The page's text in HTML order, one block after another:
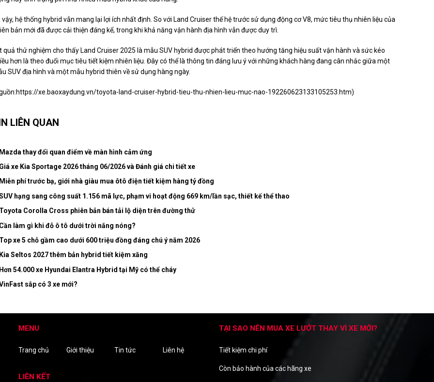
vậy, hệ thống hybrid vẫn mang lại lợi ích nhất định. So với Land Cruiser thế hệ trước sử dụng động cơ V8, mức tiêu thụ nhiên liệu của
bản mới đã được cải thiện đáng kể, trong khi khả năng vận hành địa hình vẫn được duy trì.
quả thử nghiệm cho thấy Land Cruiser 2025 là mẫu SUV hybrid được phát triển theo hướng tăng hiệu suất vận hành và sức kéo
hơn là theo đuổi mục tiêu tiết kiệm nhiên liệu. Đây có thể là thông tin đáng lưu ý với những khách hàng đang cân nhắc giữa một
SUV địa hình và một mẫu hybrid thiên về sử dụng hàng ngày.
https://xe.baoxaydung.vn/toyota-land-cruiser-hybrid-tieu-thu-nhien-lieu-muc-nao-192260623133105253.htm)
LIÊN QUAN
thay đổi quan điểm về màn hình cảm ứng
xe Kia Sportage 2026 tháng 06/2026 và Đánh giá chi tiết xe
phí trước bạ, giới nhà giàu mua ôtô điện tiết kiệm hàng tỷ đồng
hạng sang công suất 1.156 mã lực, phạm vi hoạt động 669 km/lần sạc, thiết kế thể thao
Corolla Cross phiên bản bán tải lộ diện trên đường thử
làm gì khi đỗ ô tô dưới trời nắng nóng?
xe 5 chỗ gầm cao dưới 600 triệu đồng đáng chú ý năm 2026
Seltos 2027 thêm bản hybrid tiết kiệm xăng
54.000 xe Hyundai Elantra Hybrid tại Mỹ có thể cháy
sắp có 3 xe mới?
MENU
Trang chủ Giới thiệu Tin tức Liên hệ
LIÊN KẾT
TẠI SAO NÊN MUA XE LƯỚT THAY VÌ XE MỚI?
Tiết kiệm chi phí
Còn bảo hành của các hãng xe